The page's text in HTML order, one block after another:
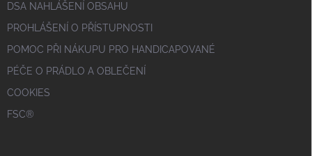
DSA NAHLÁŠENÍ OBSAHU
PROHLÁŠENÍ O PŘÍSTUPNOSTI
POMOC PŘI NÁKUPU PRO HANDICAPOVANÉ
PÉČE O PRÁDLO A OBLEČENÍ
COOKIES
FSC®